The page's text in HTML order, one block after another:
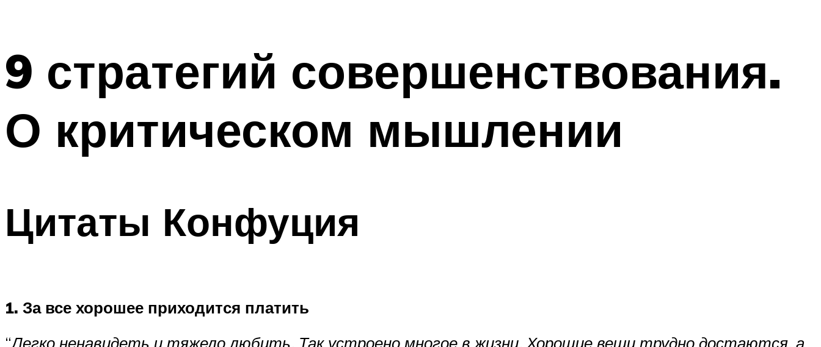
9 стратегий совершенствования.
О критическом мышлении
Цитаты Конфуция
1. За все хорошее приходится платить
“Легко ненавидеть и тяжело любить. Так устроено многое в жизни. Хорошие вещи трудно достаются, а